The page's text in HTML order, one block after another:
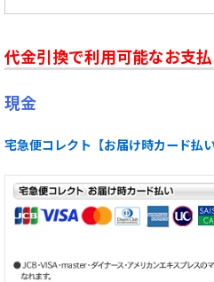
代金引換で利用可能なお支
現金
宅急便コレクト【お届け時カード払い